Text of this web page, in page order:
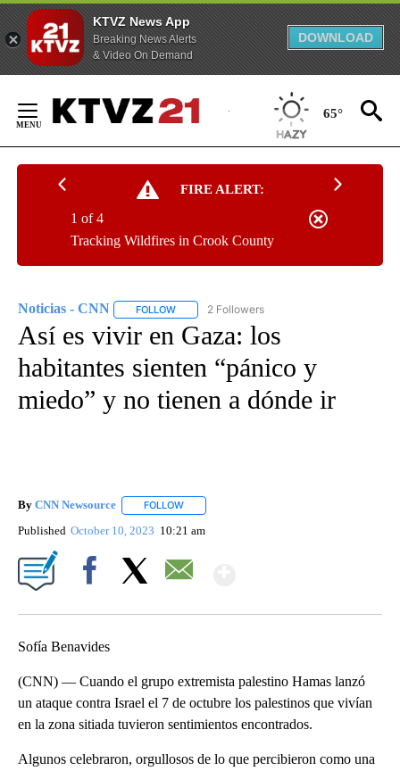
KTVZ News App
Breaking News Alerts
& Video On Demand
DOWNLOAD
Content
65°
FIRE ALERT:
Tracking Wildfires in Crook County
1 of 4
Noticias - CNN FOLLOW FOLLOW "NOTICIAS - CNN" TO RECEIVE
2 Followers
Así es vivir en Gaza: los
habitantes sienten “pánico y
miedo” y no tienen a dónde ir
By CNN Newsource FOLLOW
Published October 10, 2023 10:21 am
Sofía Benavides
(CNN) — Cuando el grupo extremista palestino Hamas lanzó
un ataque contra Israel el 7 de octubre los palestinos que vivían
en la zona sitiada tuvieron sentimientos encontrados.
Algunos celebraron, orgullosos de lo que percibieron como una